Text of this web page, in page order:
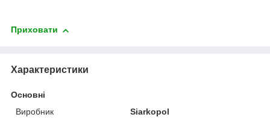
Приховати
Характеристики
Основні
Виробник
Siarkopol